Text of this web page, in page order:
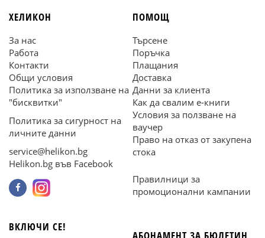
ХЕЛИКОН
За нас
Работа
Контакти
Общи условия
Политика за използване на
"бисквитки"
Политика за сигурност на
личните данни
service@helikon.bg
Helikon.bg във Facebook
ПОМОЩ
Търсене
Поръчка
Плащания
Доставка
Данни за клиента
Как да свалим е-книги
Условия за ползване на
ваучер
Право на отказ от закупена
стока
Правилници за
промоционални кампании
ВКЛЮЧИ СЕ!